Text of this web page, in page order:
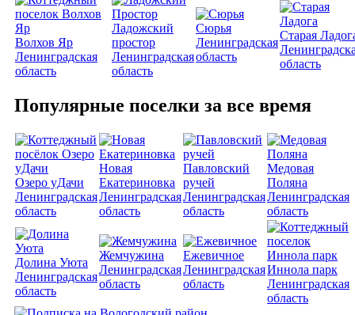
Волхов Яр
Ленинградская
область
Ладожский
простор
Ленинградская
область
Сюрья
Ленинградская
область
Старая
область
Популярные поселки за все время
Озеро уДачи
Ленинградская
область
Новая
Екатериновка
Ленинградская
область
Павловский
ручей
Ленинградская
область
Медовая
Поляна
Ленинградская
область
Долина Уюта
Ленинградская
область
Жемчужина
Ленинградская
область
Ежевичное
Ленинградская
область
Иннола парк
Ленинградская
область